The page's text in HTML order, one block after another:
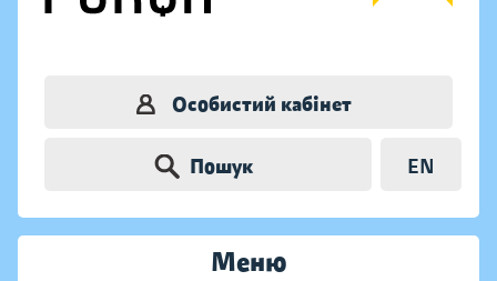
Особистий кабінет
Пошук EN
Меню